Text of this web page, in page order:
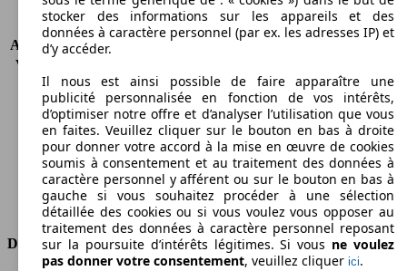
KW (CH)
66 kW (90 PS)
Accélération (0-100 km/h)
Vitesse maximale (km/h)
Nombre de vitesses
5
Couple
-
Cylindrée
1598 ccm
Carburant
Diesel
Cylindres
4
Transmission
Semi-automatique
Type de traction
Traction avant
Dimensions
stocker des informations sur les appareils et des
données à caractère personnel (par ex. les adresses IP) et
d’y accéder.
Il nous est ainsi possible de faire apparaître une
publicité personnalisée en fonction de vos intérêts,
d’optimiser notre offre et d’analyser l’utilisation que vous
en faites. Veuillez cliquer sur le bouton en bas à droite
pour donner votre accord à la mise en œuvre de cookies
soumis à consentement et au traitement des données à
caractère personnel y afférent ou sur le bouton en bas à
gauche si vous souhaitez procéder à une sélection
détaillée des cookies ou si vous voulez vous opposer au
traitement des données à caractère personnel reposant
sur la poursuite d’intérêts légitimes. Si vous ne voulez
pas donner votre consentement, veuillez cliquer ici.